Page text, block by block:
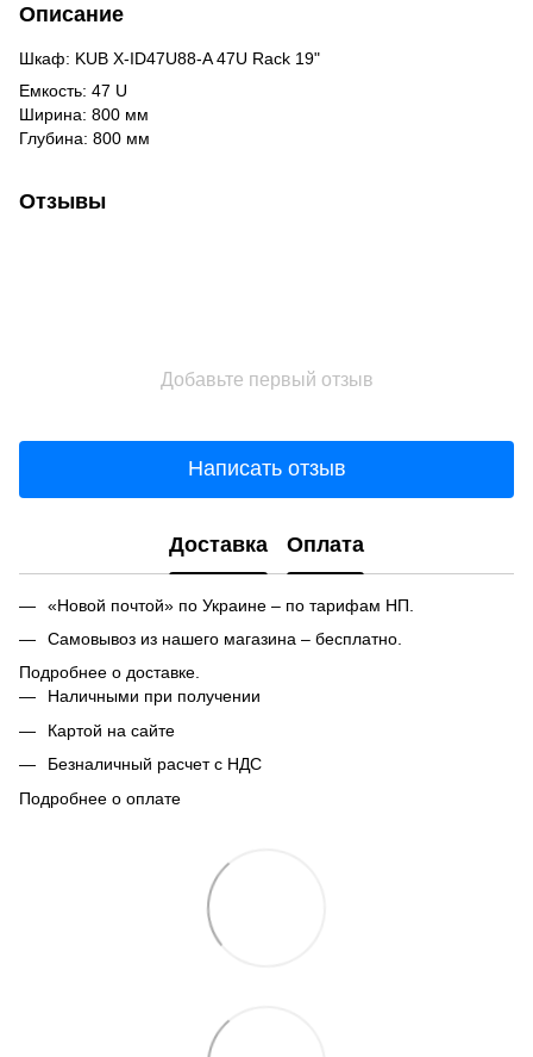
Описание
Шкаф: KUB X-ID47U88-A 47U Rack 19"
Емкость: 47 U
Ширина: 800 мм
Глубина: 800 мм
Отзывы
Добавьте первый отзыв
Написать отзыв
Доставка Оплата
«Новой почтой» по Украине – по тарифам НП.
Самовывоз из нашего магазина – бесплатно.
Подробнее о доставке.
Наличными при получении
Картой на сайте
Безналичный расчет с НДС
Подробнее о оплате